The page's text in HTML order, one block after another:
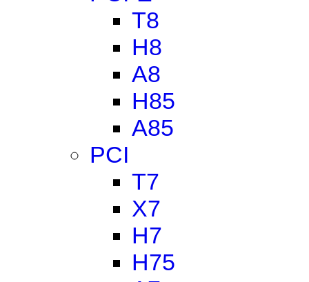
T8
H8
A8
H85
A85
PCI
T7
X7
H7
H75